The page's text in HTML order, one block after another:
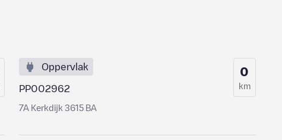
Oppervlak
PP002962
7A Kerkdijk 3615 BA
0
km